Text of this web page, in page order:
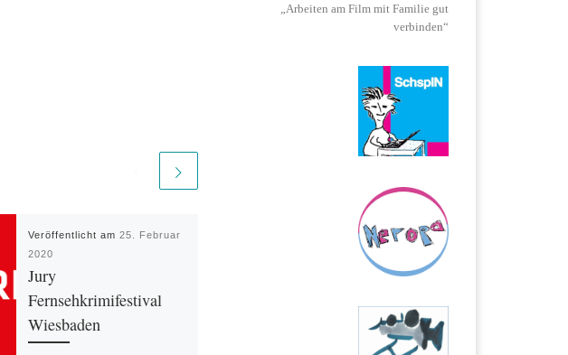
Veröffentlicht am25. Februar
2020
Jury
Fernsehkrimifestival
Wiesbaden
Veröffentlicht am
September 2020
Panel bei der Filmkunst
Im September 2020 bin ich zur
„Arbeiten am Film mit Familie gut
verbinden“